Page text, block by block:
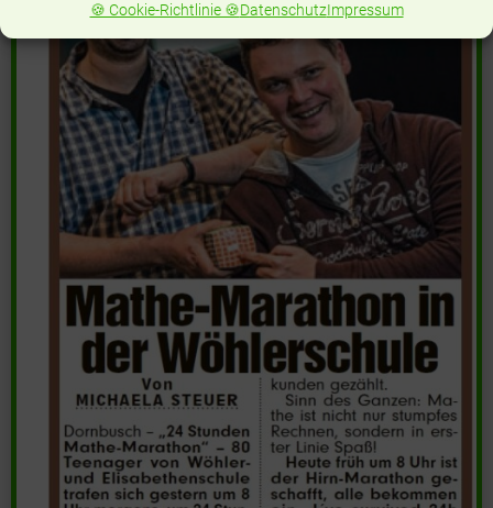
🍪 Cookie-Richtlinie 🍪DatenschutzImpressum